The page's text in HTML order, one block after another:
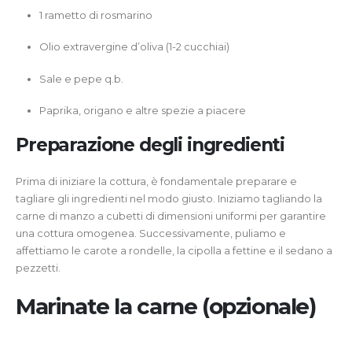
1 rametto di rosmarino
Olio extravergine d’oliva (1-2 cucchiai)
Sale e pepe q.b.
Paprika, origano e altre spezie a piacere
Preparazione degli ingredienti
Prima di iniziare la cottura, è fondamentale preparare e
tagliare gli ingredienti nel modo giusto. Iniziamo tagliando la
carne di manzo a cubetti di dimensioni uniformi per garantire
una cottura omogenea. Successivamente, puliamo e
affettiamo le carote a rondelle, la cipolla a fettine e il sedano a
pezzetti.
Marinate la carne (opzionale)